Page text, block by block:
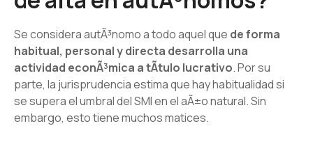
Se considera autÃ³nomo a todo aquel que de forma
habitual, personal y directa desarrolla una
actividad econÃ³mica a tÃ­tulo lucrativo. Por su
parte, la jurisprudencia estima que hay habitualidad si
se supera el umbral del SMI en el aÃ±o natural. Sin
embargo, esto tiene muchos matices.